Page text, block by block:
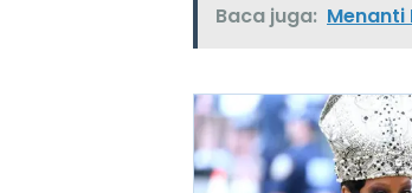
Baca juga: Menanti